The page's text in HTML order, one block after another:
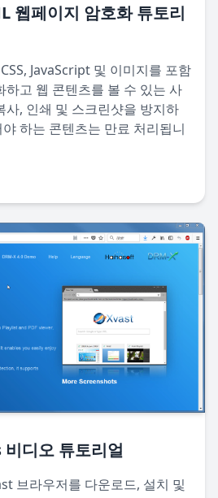
웹페이지 암호화 튜토리
JavaScript 및 이미지를 포함
하고 웹 콘텐츠를 볼 수 있는 사
사, 인쇄 및 스크린샷을 방지하
하는 콘텐츠는 만료 처리됩니
디오 튜토리얼
브라우저를 다운로드, 설치 및